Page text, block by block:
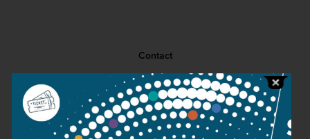
Contact
Public information
Press room
Terms and privacy